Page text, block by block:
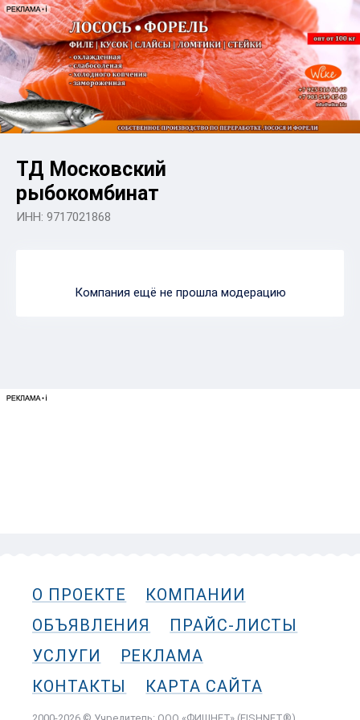
ТД Московский
рыбокомбинат
ИНН: 9717021868
Компания ещё не прошла модерацию
О ПРОЕКТЕ
КОМПАНИИ
ОБЪЯВЛЕНИЯ
ПРАЙС-ЛИСТЫ
УСЛУГИ
РЕКЛАМА
КОНТАКТЫ
КАРТА САЙТА